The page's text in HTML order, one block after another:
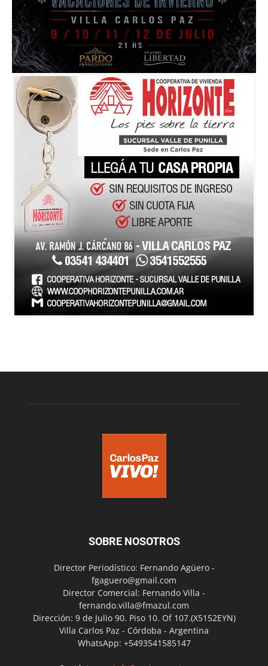
SOBRE NOSOTROS
Director Periodístico: Fernando Agüero -
fgaguero@gmail.com
Director Comercial: Fernando Villa -
fernando.villa@fmazul.com
Dirección: 9 de Julio 90. Piso 10. Of 107.(X5152EYN)
Villa Carlos Paz - Córdoba - Argentina
WhatsApp: +5493541585147